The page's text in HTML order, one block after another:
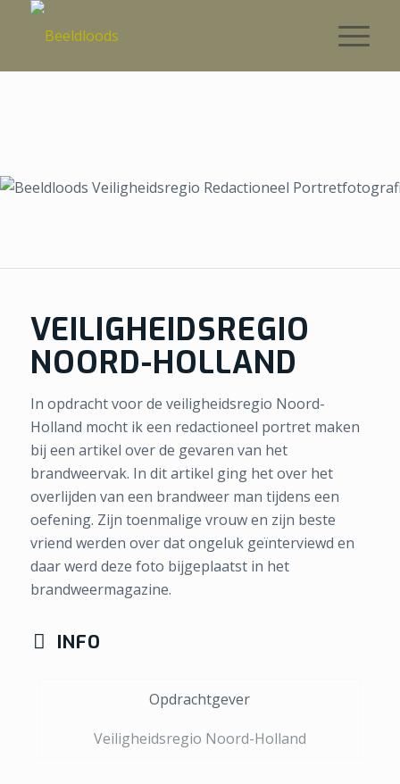
VEILIGHEIDSREGIO
NOORD-HOLLAND
In opdracht voor de veiligheidsregio Noord-
Holland mocht ik een redactioneel portret maken
bij een artikel over de gevaren van het
brandweervak. In dit artikel ging het over het
overlijden van een brandweer man tijdens een
oefening. Zijn toenmalige vrouw en zijn beste
vriend werden over dat ongeluk geïnterviewd en
daar werd deze foto bijgeplaatst in het
brandweermagazine.
INFO
Opdrachtgever
Veiligheidsregio Noord-Holland